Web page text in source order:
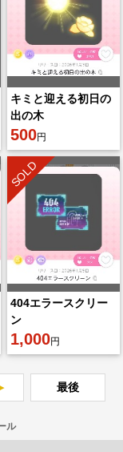
キミと迎える初日の
出の木
500円
SOLD
404エラースクリー
ン
1,000円
最後
ル